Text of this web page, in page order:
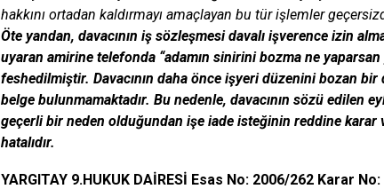
hakkını ortadan kaldırmayı amaçlayan bu tür işlemler
Öte yandan, davacının iş sözleşmesi davalı işverence izin
uyaran amirine telefonda “adamın sinirini bozma ne yaparsan
feshedilmiştir. Davacının daha önce işyeri düzenini bozan
belge bulunmamaktadır. Bu nedenle, davacının sözü edilen
geçerli bir neden olduğundan işe iade isteğinin reddine karar
hatalıdır.
YARGITAY 9.HUKUK DAİRESİ Esas No: 2006/262 Karar